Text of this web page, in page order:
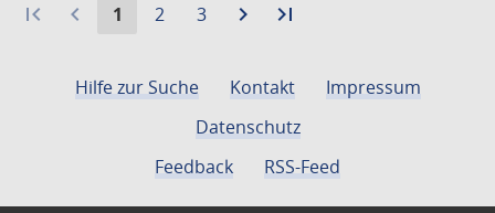
first_page navigate_before
Aktuelle
1
Gehe
2
Gehe
3 navigate_next
Zurlast_page
Hilfe zur Suche
Kontakt
Impressum
Datenschutz
Feedback
RSS-Feed